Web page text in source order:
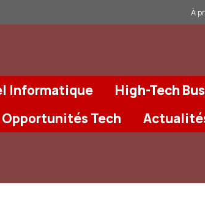
À
Informatique High-Tech
Opportunités Tech